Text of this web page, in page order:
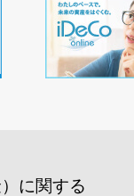
に関する